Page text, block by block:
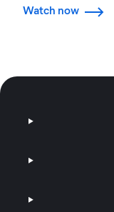
Watch now